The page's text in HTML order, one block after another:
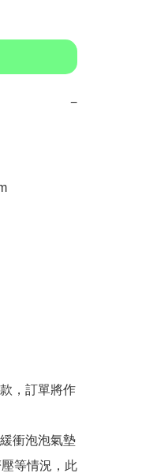
−
，訂單將作
衝泡泡氣墊
等情況，此